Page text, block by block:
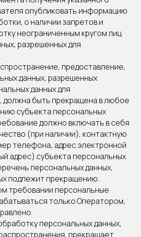
опубликовать информацию
о наличии запретов и
неограниченным кругом лиц
разрешенных для
предоставление,
данных, разрешенных
данных для
должна быть прекращена в любое
субъекта персональных
должно включать в себя
(при наличии), контактную
телефона, адрес электронной
адрес) субъекта персональных
персональных данных,
подлежит прекращению.
требовании персональные
только Оператором,
персональных данных,
прекращает